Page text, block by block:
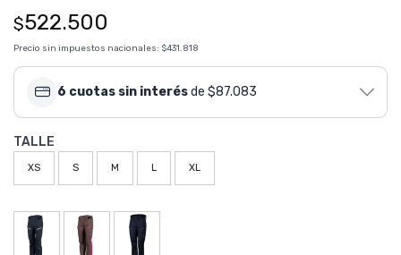
$522.500
Precio sin impuestos nacionales: $431.818
6 cuotas sin interésde $87.083
TALLE
XS S M L XL